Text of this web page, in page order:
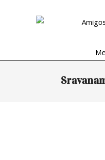
Navigation